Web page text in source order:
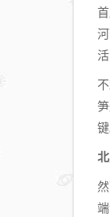
活
键